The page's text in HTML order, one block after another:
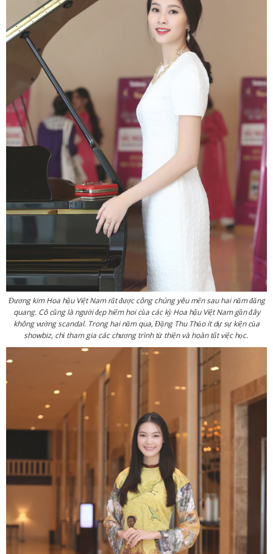
Đương kim Hoa hậu Việt Nam rất được công chúng yêu mến sau hai năm đăng
quang. Cô cũng là người đẹp hiếm hoi của các kỳ Hoa hậu Việt Nam gần đây
không vướng scandal. Trong hai năm qua, Đặng Thu Thảo ít dự sự kiện của
showbiz, chỉ tham gia các chương trình từ thiện và hoàn tất việc học.